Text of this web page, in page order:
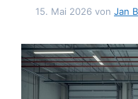
15. Mai 2026 von Jan